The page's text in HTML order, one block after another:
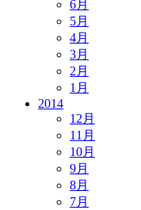
6月
5月
4月
3月
2月
1月
2014
12月
11月
10月
9月
8月
7月